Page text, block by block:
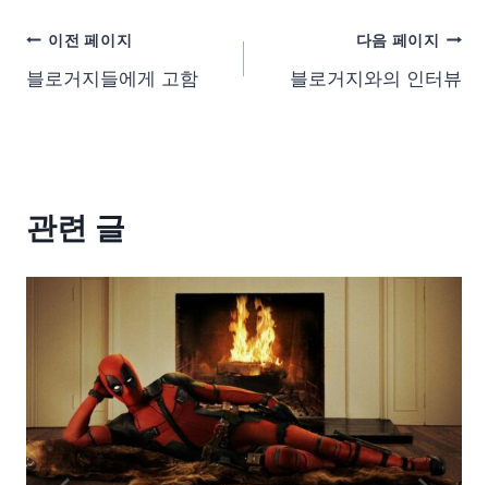
이전 페이지
블로거지들에게 고함
다음 페이지
블로거지와의 인터뷰
관련 글